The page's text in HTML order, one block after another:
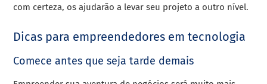
com certeza, os ajudarão a levar seu projeto a outro nível.
Dicas para empreendedores em tecnologia
Comece antes que seja tarde demais